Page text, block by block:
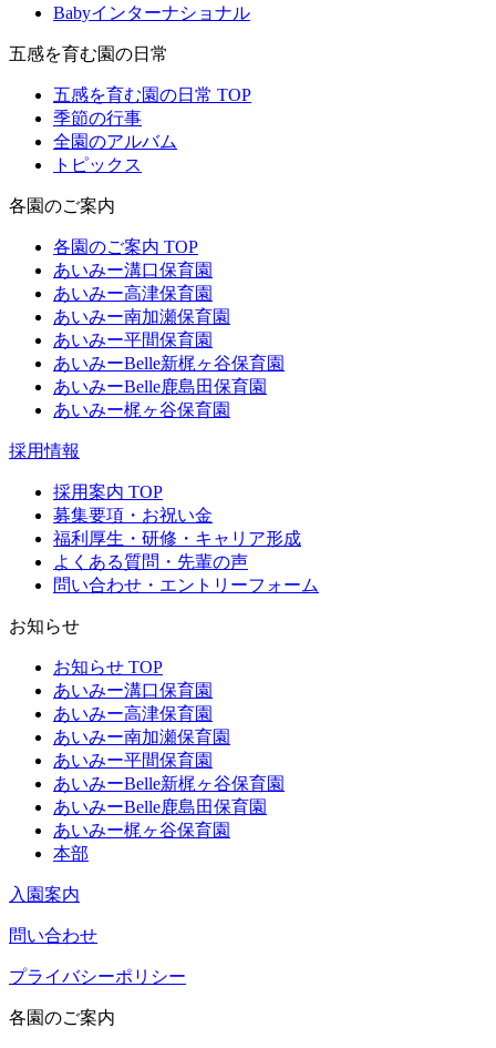
Babyインターナショナル
五感を育む園の日常
五感を育む園の日常 TOP
季節の行事
全園のアルバム
トピックス
各園のご案内
各園のご案内 TOP
あいみー溝口保育園
あいみー高津保育園
あいみー南加瀬保育園
あいみー平間保育園
あいみーBelle新梶ヶ谷保育園
あいみーBelle鹿島田保育園
あいみー梶ヶ谷保育園
採用情報
採用案内 TOP
募集要項・お祝い金
福利厚生・研修・キャリア形成
よくある質問・先輩の声
問い合わせ・エントリーフォーム
お知らせ
お知らせ TOP
あいみー溝口保育園
あいみー高津保育園
あいみー南加瀬保育園
あいみー平間保育園
あいみーBelle新梶ヶ谷保育園
あいみーBelle鹿島田保育園
あいみー梶ヶ谷保育園
本部
入園案内
問い合わせ
プライバシーポリシー
各園のご案内